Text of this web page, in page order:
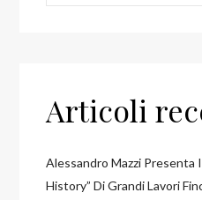
Articoli
Alessandro Mazzi Presenta
History” Di Grandi Lavori